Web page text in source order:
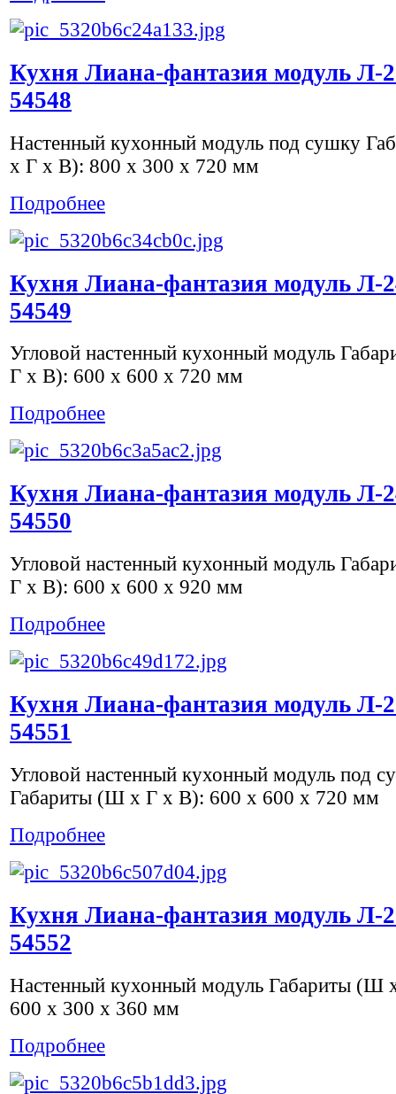
Кухня Лиана-фантазия модуль Л-
54548
Настенный кухонный модуль под сушку
х Г х В): 800 x 300 x 720 мм
Подробнее
Кухня Лиана-фантазия модуль Л-
54549
Угловой настенный кухонный модуль
Г х В): 600 x 600 x 720 мм
Подробнее
Кухня Лиана-фантазия модуль Л-
54550
Угловой настенный кухонный модуль
Г х В): 600 x 600 x 920 мм
Подробнее
Кухня Лиана-фантазия модуль Л-
54551
Угловой настенный кухонный модуль под
Габариты (Ш х Г х В): 600 x 600 x 720 мм
Подробнее
Кухня Лиана-фантазия модуль Л-
54552
Настенный кухонный модуль Габариты (Ш
600 x 300 x 360 мм
Подробнее